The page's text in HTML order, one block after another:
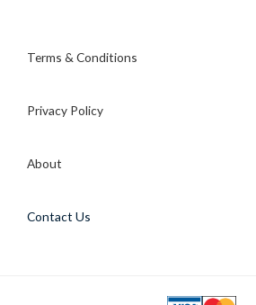
Terms & Conditions
Privacy Policy
About
Contact Us